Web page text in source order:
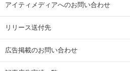
アイティメディアへのお問い合わせ
リリース送付先
広告掲載のお問い合わせ